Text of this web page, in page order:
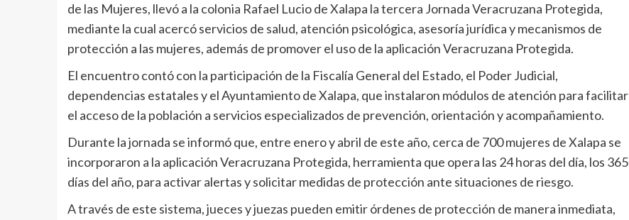
de las Mujeres, llevó a la colonia Rafael Lucio de Xalapa la tercera Jornada Veracruzana Protegida,
mediante la cual acercó servicios de salud, atención psicológica, asesoría jurídica y mecanismos de
protección a las mujeres, además de promover el uso de la aplicación Veracruzana Protegida.
El encuentro contó con la participación de la Fiscalía General del Estado, el Poder Judicial,
dependencias estatales y el Ayuntamiento de Xalapa, que instalaron módulos de atención para facilitar
el acceso de la población a servicios especializados de prevención, orientación y acompañamiento.
Durante la jornada se informó que, entre enero y abril de este año, cerca de 700 mujeres de Xalapa se
incorporaron a la aplicación Veracruzana Protegida, herramienta que opera las 24 horas del día, los 365
días del año, para activar alertas y solicitar medidas de protección ante situaciones de riesgo.
A través de este sistema, jueces y juezas pueden emitir órdenes de protección de manera inmediata,